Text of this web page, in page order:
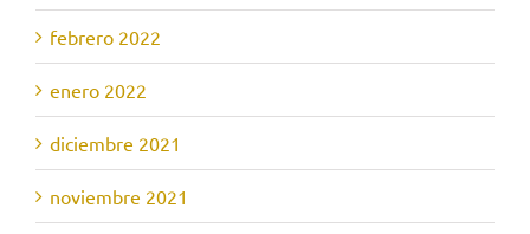
febrero 2022
enero 2022
diciembre 2021
noviembre 2021